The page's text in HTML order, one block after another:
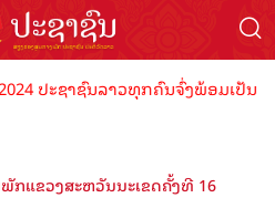
ປະຊາຊົນລາວທຸກຄົນຈົ່ງພ້ອມເປັນເຈົ້
ກແຂວງສະຫວັນນະເຂດຄັ້ງທີ 16